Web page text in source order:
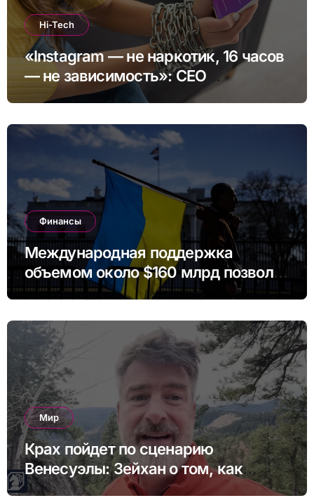
Hi-Tech
«Instagram — не наркотик, 16 часов
— не зависимость»: CEO
платформы сделал заявление
Финансы
Международная поддержка
объемом около $160 млрд позволит
Украине профинансировать
Мир
Крах пойдет по сценарию
Венесуэлы: Зейхан о том, как
может выглядеть коллапс Китая